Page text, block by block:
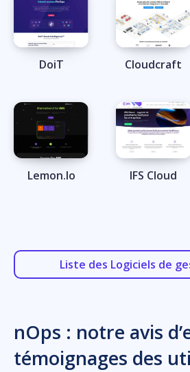
DoiT Cloudcraft
Lemon.Io IFS Cloud
Liste des Logiciels de
nOps : notre avis
témoignages des